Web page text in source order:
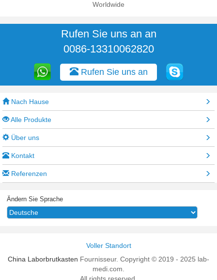
Worldwide
Rufen Sie uns an an
0086-13310062820
Rufen Sie uns an
Nach Hause
Alle Produkte
Über uns
Kontakt
Referenzen
Ändern Sie Sprache
Voller Standort
China Laborbrutkasten Fournisseur. Copyright © 2019 - 2025 lab-
medi.com.